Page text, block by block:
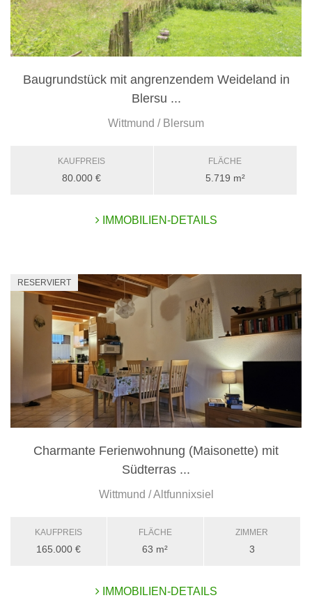
Baugrundstück mit angrenzendem Weideland in
Blersu ...
Wittmund / Blersum
KAUFPREIS
80.000 €
FLÄCHE
5.719 m²
IMMOBILIEN-DETAILS
RESERVIERT
Charmante Ferienwohnung (Maisonette) mit
Südterras ...
Wittmund / Altfunnixsiel
KAUFPREIS
165.000 €
FLÄCHE
63 m²
ZIMMER
3
IMMOBILIEN-DETAILS